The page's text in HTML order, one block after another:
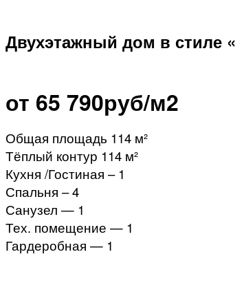
Двухэтажный дом в стиле
от 65 790руб/м2
Общая площадь 114 м²
Тёплый контур 114 м²
Кухня /Гостиная – 1
Спальня – 4
Санузел — 1
Тех. помещение — 1
Гардеробная — 1